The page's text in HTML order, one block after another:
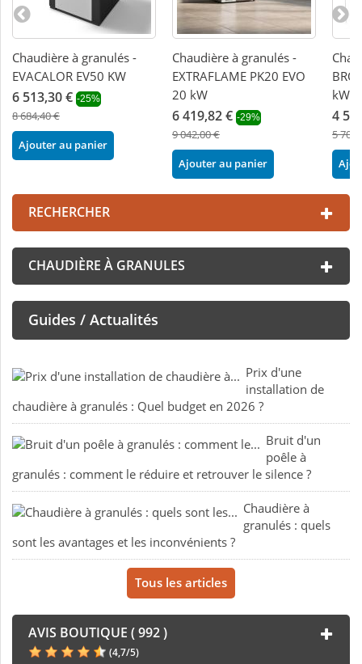
Chaudière à granulés -
EVACALOR EV50 KW
6 513,30 € -25%
8 684,40 €
Ajouter au panier
Chaudière à granulés -
EXTRAFLAME PK20 EVO
20 kW
6 419,82 € -29%
9 042,00 €
Ajouter au panier
kW
4
5
RECHERCHER
CHAUDIÈRE À GRANULES
Guides / Actualités
Prix d'une
installation de
chaudière à granulés : Quel budget en 2026 ?
Bruit d'un
poêle à
granulés : comment le réduire et retrouver le silence ?
Chaudière à
granulés : quels
sont les avantages et les inconvénients ?
Tous les articles
AVIS BOUTIQUE ( 992 )
(4,7/5)